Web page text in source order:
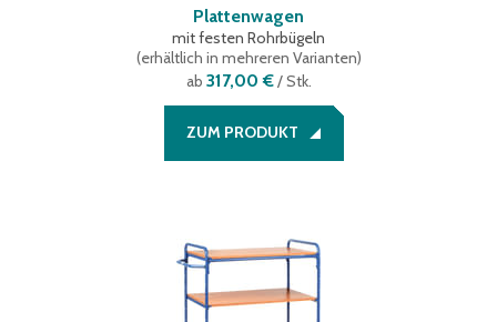
Plattenwagen
mit festen Rohrbügeln
(erhältlich in mehreren Varianten)
ab 317,00 €/ Stk.
ZUM PRODUKT